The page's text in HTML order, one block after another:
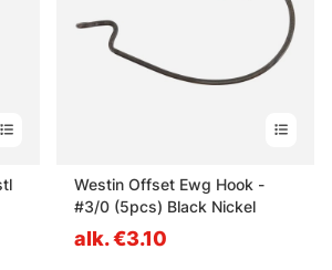
Westin Offset Ewg Hook -
#3/0 (5pcs) Black Nickel
alk. €3.10